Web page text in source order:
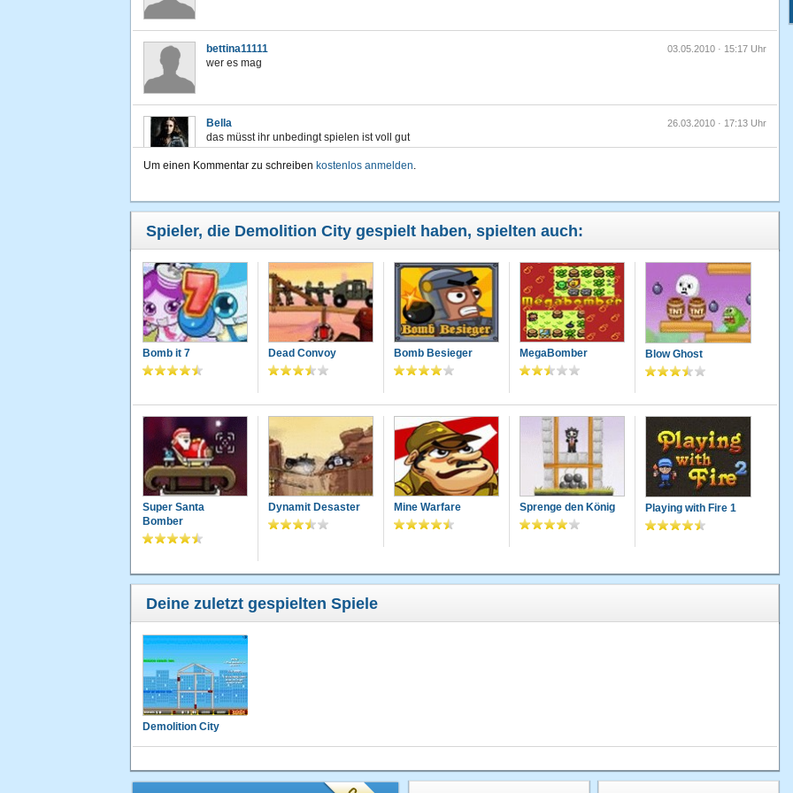
bettina11111 03.05.2010 · 15:17 Uhr
wer es mag
Bella 26.03.2010 · 17:13 Uhr
das müsst ihr unbedingt spielen ist voll gut
Um einen Kommentar zu schreiben kostenlos anmelden.
Spieler, die Demolition City gespielt haben, spielten auch:
Bomb it 7 Dead Convoy Bomb Besieger MegaBomber Blow Ghost
Super Santa
Bomber
Dynamit Desaster Mine Warfare Sprenge den König Playing with Fire 1
Deine zuletzt gespielten Spiele
Demolition City